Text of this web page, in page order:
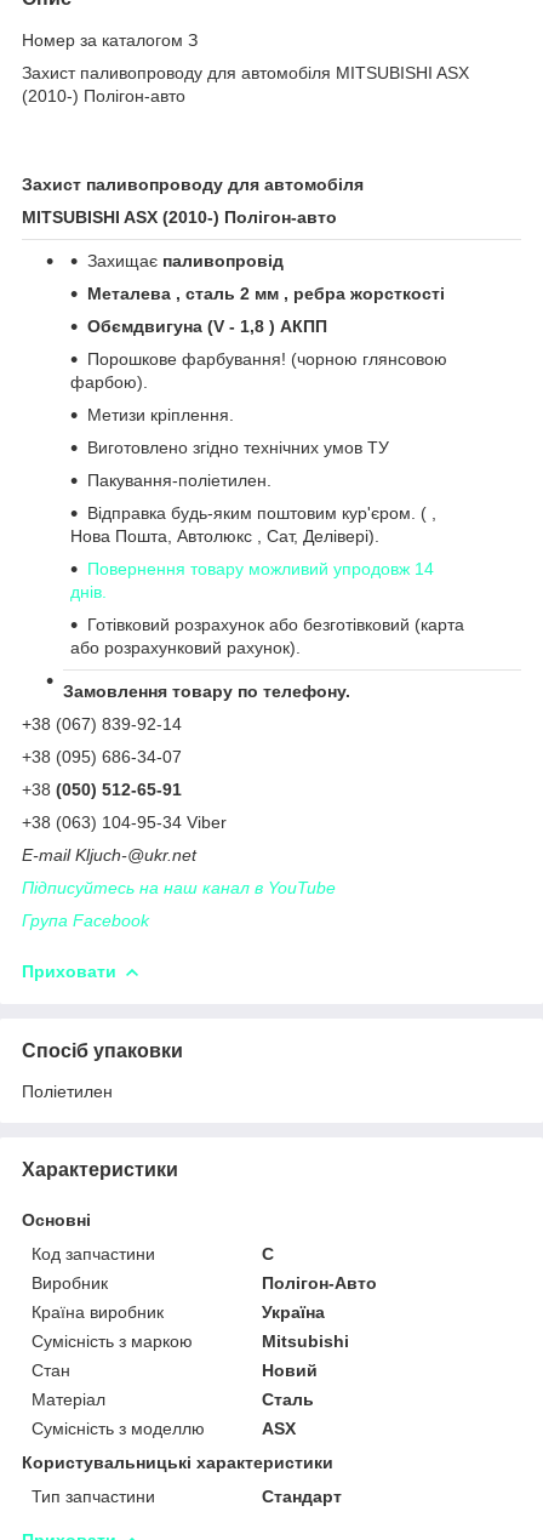
Номер за каталогом З
Захист паливопроводу для автомобіля MITSUBISHI ASX
(2010-) Полігон-авто
Захист паливопроводу для автомобіля
MITSUBISHI ASX (2010-) Полігон-авто
Захищає паливопровід
Металева , сталь 2 мм , ребра жорсткості
Обємдвигуна (V - 1,8 ) АКПП
Порошкове фарбування! (чорною глянсовою
фарбою).
Метизи кріплення.
Виготовлено згідно технічних умов ТУ
Пакування-поліетилен.
Відправка будь-яким поштовим кур'єром. ( ,
Нова Пошта, Автолюкс , Сат, Делівері).
Повернення товару можливий упродовж 14
днів.
Готівковий розрахунок або безготівковий (карта
або розрахунковий рахунок).
Замовлення товару по телефону.
+38 (067) 839-92-14
+38 (095) 686-34-07
+38 (050) 512-65-91
+38 (063) 104-95-34 Viber
Е-mail Kljuch-@ukr.net
Підписуйтесь на наш канал в YouTube
Група Facebook
Приховати
Спосіб упаковки
Поліетилен
Характеристики
Основні
Код запчастини
C
Виробник
Полігон-Авто
Країна виробник
Україна
Сумісність з маркою
Mitsubishi
Стан
Новий
Матеріал
Сталь
Сумісність з моделлю
ASX
Користувальницькі характеристики
Тип запчастини
Стандарт